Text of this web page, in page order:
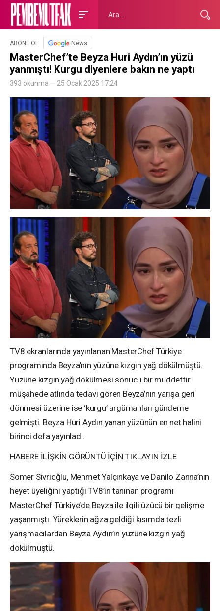
ABONE OL News
MasterChef’te Beyza Huri Aydın’ın yüzü
yanmıştı! Kurgu diyenlere bakın ne yaptı
393 okunma — 25 Ocak 2025 17:24
TV8 ekranlarında yayınlanan MasterChef Türkiye
programında Beyza’nın yüzüne kızgın yağ dökülmüştü.
Yüzüne kızgın yağ dökülmesi sonucu bir müddettir
müşahede atlında tedavi gören Beyza’nın yarışa geri
dönmesi üzerine ise ‘kurgu’ argümanları gündeme
gelmişti. Beyza Huri Aydın yanan yüzünün en net halini
birinci defa yayınladı.
HABERE İLİŞKİN GÖRÜNTÜ İÇİN TIKLAYIN İZLE
Somer Sivrioğlu, Mehmet Yalçınkaya ve Danilo Zanna’nın
heyet üyeliğini yaptığı TV8’in tanınan programı
MasterChef Türkiye’de Beyza ile ilgili üzücü bir gelişme
yaşanmıştı. Yüreklerin ağza geldiği kısımda tezli
yarışmacılardan Beyza Aydın’ın yüzüne kızgın yağ
dökülmüştü.